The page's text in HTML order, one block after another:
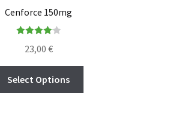
Cenforce 150mg
out of 5
23,00 €
Select Options